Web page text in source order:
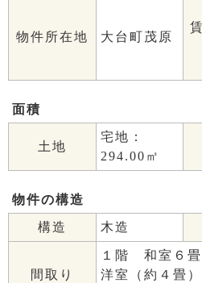
物件所在地 大台町茂原
面積
土地
宅地：
294.00㎡
物件の構造
構造 木造
間取り
１階 和室６
洋室（約４